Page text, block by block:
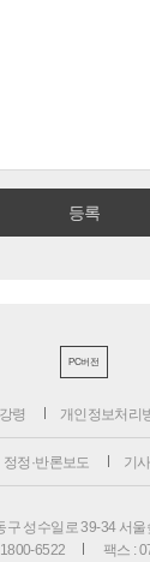
PC버전
령 개인정보처리
정정·반론보도 기
구 성수일로 39-34 서
6522
팩스 :